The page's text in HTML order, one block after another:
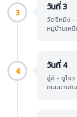
3 วันที่ 3
วัดจีหมิง -
หมู่บ้านเห
4 วันที่ 4
อู๋ซี - ซูโจว
ถนนนานกิง